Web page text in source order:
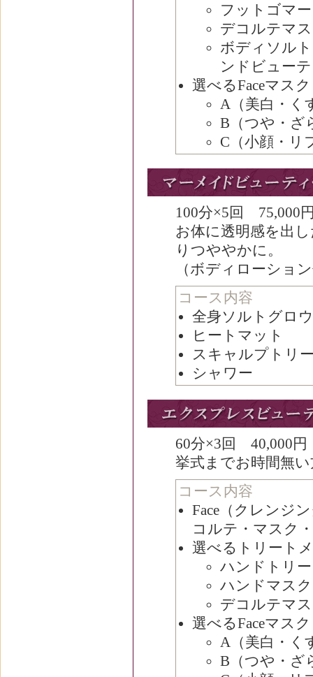
フットゴマ
デコルテマ
ボディソル
ンドビュー
選べるFaceマスク
A（美白・く
B（つや・ざ
C（小顔・リ
100分×5回 75,000
お体に透明感を出
りつややかに。
（ボディローショ
コース内容
全身ソルトグロウ
ヒートマット
スキャルプトリ
シャワー
60分×3回 40,000円
挙式までお時間無
コース内容
Face（クレンジ
コルテ・マスク
選べるトリート
ハンドトリ
ハンドマスク
デコルテマ
選べるFaceマスク
A（美白・く
B（つや・ざ